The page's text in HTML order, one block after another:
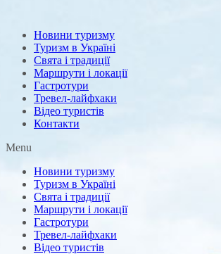
Новини туризму
Туризм в Україні
Свята і традиції
Маршрути і локації
Гастротури
Тревел-лайфхаки
Відео туристів
Контакти
Menu
Новини туризму
Туризм в Україні
Свята і традиції
Маршрути і локації
Гастротури
Тревел-лайфхаки
Відео туристів